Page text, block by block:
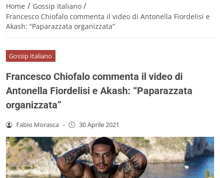
Home / Gossip Italiano /
Francesco Chiofalo commenta il video di Antonella Fiordelisi e
Akash: “Paparazzata organizzata”
Gossip Italiano
Francesco Chiofalo commenta il video di
Antonella Fiordelisi e Akash: “Paparazzata
organizzata”
Fabio Morasca - 30 Aprile 2021